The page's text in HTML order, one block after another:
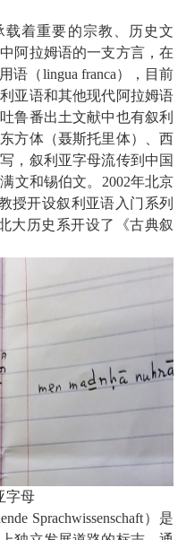
载着重要的宗教、历史文
阿拉姆语的一支方言，在
语（lingua franca），目前
亚语和其他现代阿拉姆语
鲁番出土文献中也有叙利
方体（聂斯托里体）、西
，叙利亚字母流传到中国
文和锡伯文。 2002年北京
授开设叙利亚语入门系列
大历史系开设了《古典叙
字母
Sprachwissenschaft）是